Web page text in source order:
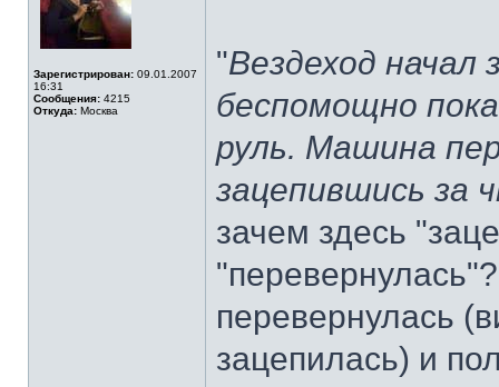
Зарегистрирован: 09.01.2007
16:31
Сообщения: 4215
Откуда: Москва
"Вездеход начал
беспомощно
руль. Машина
зацепившись за
зачем здесь
перевернулась
зацепилась) и